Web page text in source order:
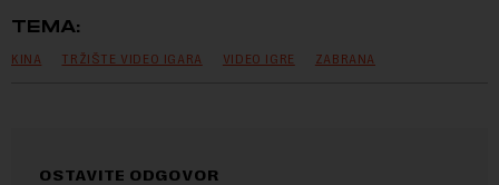
TEMA:
KINA TRŽIŠTE VIDEO IGARA VIDEO IGRE ZABRANA
OSTAVITE ODGOVOR